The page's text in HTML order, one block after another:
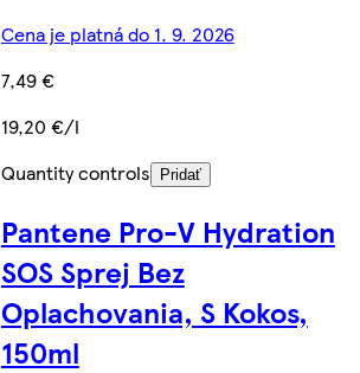
Cena je platná do 1. 9. 2026
7,49 €
19,20 €/l
Quantity controls
Pridať
Pantene Pro-V Hydration
SOS Sprej Bez
Oplachovania, S Kokos,
150ml